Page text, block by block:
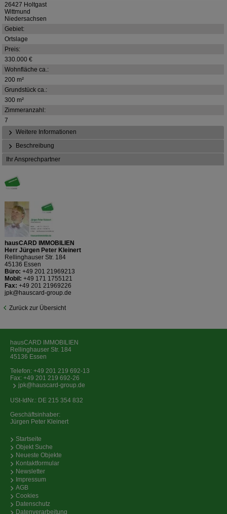
26427 Holtgast
Wittmund
Niedersachsen
Gebiet:
Ortslage
Preis:
330.000 €
Wohnfläche ca.:
200 m²
Grundstück ca.:
300 m²
Zimmeranzahl:
7
Weitere Informationen
Beschreibung
Ihr Ansprechpartner
hausCARD IMMOBILIEN
Herr Jürgen Peter Kleinert
Rellinghauser Str. 184
45136 Essen
Büro: +49 201 21969213
Mobil: +49 171 1755121
Fax: +49 201 21969226
jpk@hauscard-group.de
Zurück zur Übersicht
hausCARD IMMOBILIEN
Rellinghauser Str. 184
45136 Essen
Telefon: +49 201 219 692-13
Fax: +49 201 219 692-26
jpk@hauscard-group.de
USt-IdNr.: DE 215 354 832
Geschäftsinhaber:
Jürgen Peter Kleinert
Startseite
Objekt Suche
Neueste Objekte
Kontaktformular
Newsletter
Impressum
AGB
Cookies
Datenschutz
Datenverarbeitung